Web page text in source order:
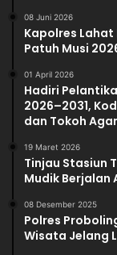
08 Juni 2026
Kapolres Lahat
Patuh Musi
01 April 2026
Hadiri
2026–2031,
dan Tokoh
19 Maret 2026
Tinjau Stasiun
Mudik Berjalan
08 Desember 2025
Polres
Wisata Jelang